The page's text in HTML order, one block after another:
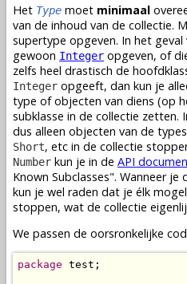
Het Type moet minimaal
van de inhoud van de collectie.
supertype opgeven. In het geval
gewoon Integer opgeven, of
zelfs heel drastisch de
Integer opgeeft, dan kun je
type of objecten van diens (op
subklasse in de collectie zetten.
dus alleen objecten van de types
Short, etc in de collectie
Number kun je in de API
Known Subclasses". Wanneer je
kun je wel raden dat je élk
stoppen, wat de collectie
We passen de oorsronkelijke
package test;